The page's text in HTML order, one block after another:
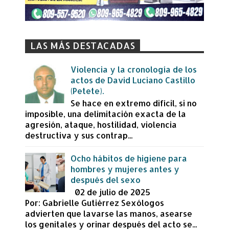
LAS MÁS DESTACADAS
Violencia y la cronología de los
actos de David Luciano Castillo
(Petete).
Se hace en extremo difícil, si no
imposible, una delimitación exacta de la
agresión, ataque, hostilidad, violencia
destructiva y sus contrap...
Ocho hábitos de higiene para
hombres y mujeres antes y
después del sexo
02 de julio de 2025
Por: Gabrielle Gutiérrez Sexólogos
advierten que lavarse las manos, asearse
los genitales y orinar después del acto se...